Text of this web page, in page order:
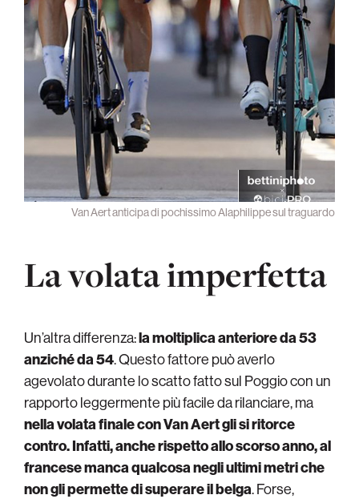
Van Aert anticipa di pochissimo Alaphilippe sul traguardo
La volata imperfetta
Un’altra differenza:la moltiplica anteriore da 53
anziché da 54. Questo fattore può averlo
agevolato durante lo scatto fatto sul Poggio con un
rapporto leggermente più facile da rilanciare, ma
nella volata finale con Van Aert gli si ritorce
contro. Infatti, anche rispetto allo scorso anno, al
francese manca qualcosa negli ultimi metri che
non gli permette di superare il belga. Forse,